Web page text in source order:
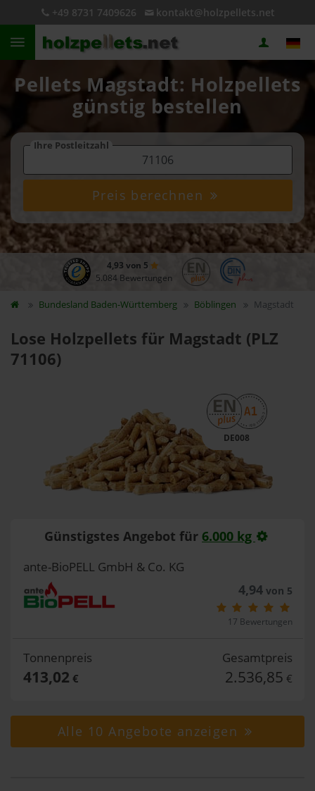
+49 8731 7409626 kontakt@holzpellets.net
Pellets Magstadt: Holzpellets
günstig bestellen
Ihre Postleitzahl
Preis berechnen
4,93 von 5
5.084 Bewertungen
Bundesland Baden-Württemberg Böblingen Magstadt
Lose Holzpellets für Magstadt (PLZ
71106)
DE008
Günstigstes Angebot für 6.000 kg
ante-BioPELL GmbH & Co. KG
4,94von 5
17 Bewertungen
Tonnenpreis
413,02 €
Gesamtpreis
2.536,85 €
Alle 10 Angebote anzeigen